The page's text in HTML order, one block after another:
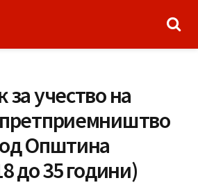
за учество на
Општина
до 35 години)